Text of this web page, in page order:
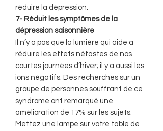
réduire la dépression.
7- Réduit les symptômes de la
dépression saisonnière
Il n’y a pas que la lumière qui aide à
réduire les effets néfastes de nos
courtes journées d’hiver; il y a aussi les
ions négatifs. Des recherches sur un
groupe de personnes souffrant de ce
syndrome ont remarqué une
amélioration de 17% sur les sujets.
Mettez une lampe sur votre table de